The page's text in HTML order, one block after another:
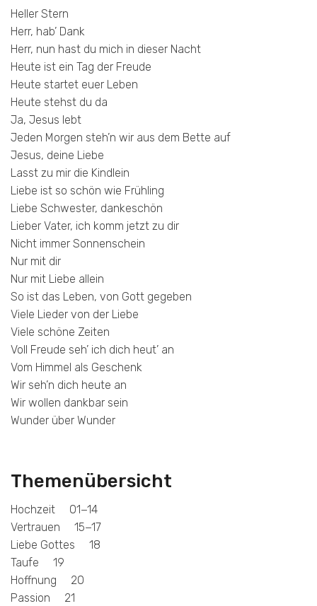
Heller Stern
Herr, hab’ Dank
Herr, nun hast du mich in dieser Nacht
Heute ist ein Tag der Freude
Heute startet euer Leben
Heute stehst du da
Ja, Jesus lebt
Jeden Morgen steh’n wir aus dem Bette auf
Jesus, deine Liebe
Lasst zu mir die Kindlein
Liebe ist so schön wie Frühling
Liebe Schwester, dankeschön
Lieber Vater, ich komm jetzt zu dir
Nicht immer Sonnenschein
Nur mit dir
Nur mit Liebe allein
So ist das Leben, von Gott gegeben
Viele Lieder von der Liebe
Viele schöne Zeiten
Voll Freude seh’ ich dich heut’ an
Vom Himmel als Geschenk
Wir seh’n dich heute an
Wir wollen dankbar sein
Wunder über Wunder
Themenübersicht
Hochzeit 01−14
Vertrauen 15−17
Liebe Gottes 18
Taufe 19
Hoffnung 20
Passion 21